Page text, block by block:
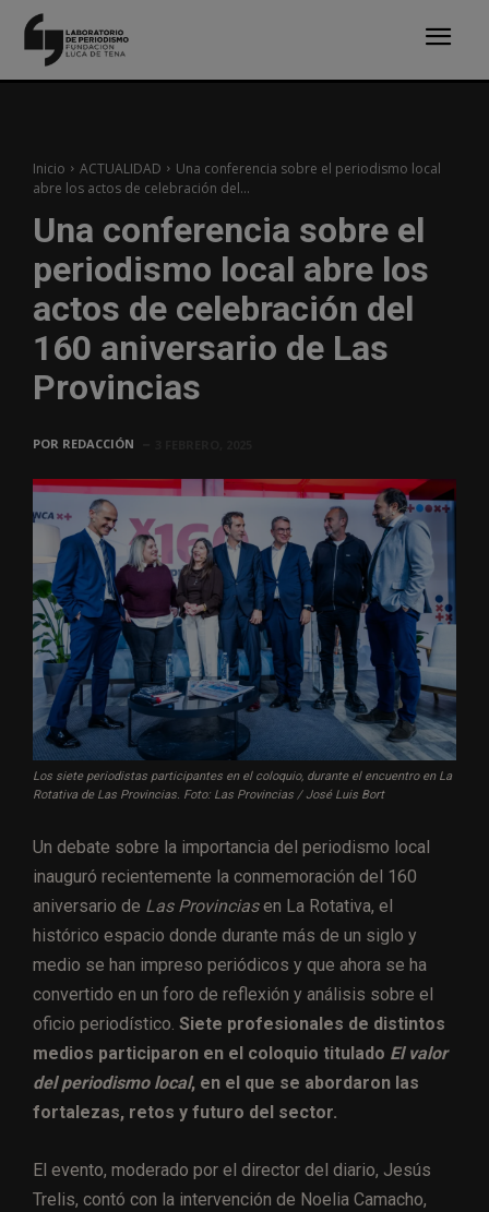
Inicio ACTUALIDAD
Una conferencia sobre el periodismo local
abre los actos de celebración del...
Una conferencia sobre el
periodismo local abre los
actos de celebración del
160 aniversario de Las
Provincias
POR REDACCIÓN
Los siete periodistas participantes en el coloquio, durante el encuentro en La
Rotativa de Las Provincias. Foto: Las Provincias / José Luis Bort
Un debate sobre la importancia del periodismo local
inauguró recientemente la conmemoración del 160
aniversario de Las Provinciasen La Rotativa, el
histórico espacio donde durante más de un siglo y
medio se han impreso periódicos y que ahora se ha
convertido en un foro de reflexión y análisis sobre el
oficio periodístico. Siete profesionales de distintos
medios participaron en el coloquio titulado El valor
del periodismo local, en el que se abordaron las
fortalezas, retos y futuro del sector.
El evento, moderado por el director del diario, Jesús
Trelis, contó con la intervención de Noelia Camacho,